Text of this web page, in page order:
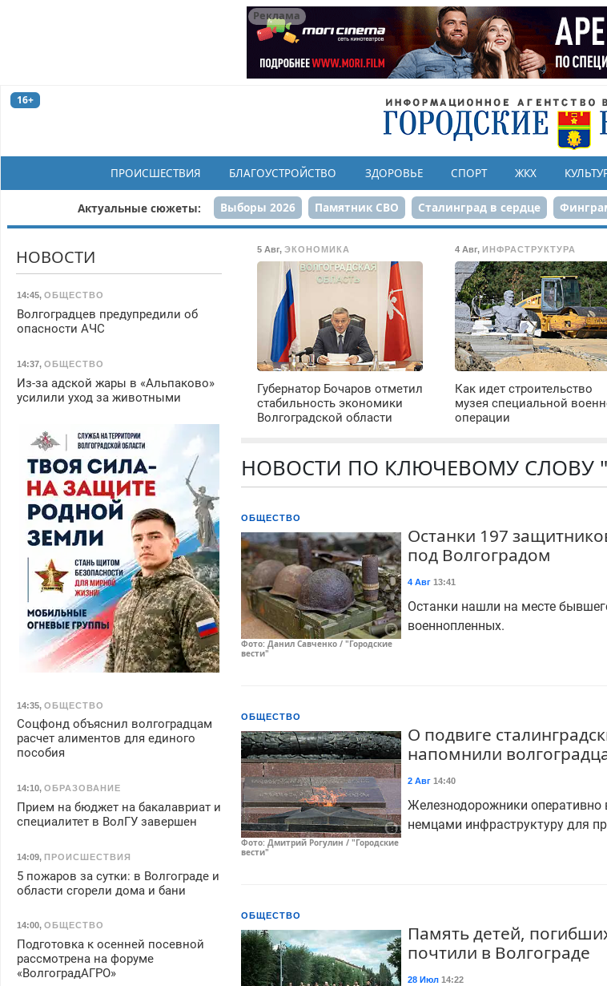
Реклама
16+
ПРОИСШЕСТВИЯ БЛАГОУСТРОЙСТВО ЗДОРОВЬЕ СПОРТ ЖКХ
Актуальные сюжеты: Выборы 2026 Памятник СВО Сталинград в сердце
80-летие Победы
5 Авг,ЭКОНОМИКА
Губернатор Бочаров отметил
стабильность экономики
Волгоградской области
4 Авг, ИНФРАСТРУКТУРА
Как идет строительство
музея специальной
операции
НОВОСТИ ПО КЛЮЧЕВОМУ СЛОВУ
ОБЩЕСТВО
Фото: Данил Савченко / "Городские
вести"
Останки 197
под Волгоградом
4 Авг 13:41
Останки нашли на месте
военнопленных.
ОБЩЕСТВО
Фото: Дмитрий Рогулин / "Городские
вести"
О подвиге
напомнили
2 Авг 14:40
Железнодорожники
немцами инфраструктуру для
ОБЩЕСТВО
Память детей,
почтили в Волгограде
28 Июл 14:22
НОВОСТИ
14:45, ОБЩЕСТВО
Волгоградцев предупредили об
опасности АЧС
14:37, ОБЩЕСТВО
Из-за адской жары в «Альпаково»
усилили уход за животными
14:35, ОБЩЕСТВО
Соцфонд объяснил волгоградцам
расчет алиментов для единого
пособия
14:10, ОБРАЗОВАНИЕ
Прием на бюджет на бакалавриат и
специалитет в ВолГУ завершен
14:09, ПРОИСШЕСТВИЯ
5 пожаров за сутки: в Волгограде и
области сгорели дома и бани
14:00, ОБЩЕСТВО
Подготовка к осенней посевной
рассмотрена на форуме
«ВолгоградАГРО»